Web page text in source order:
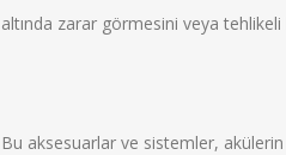
altında zarar görmesini veya
Bu aksesuarlar ve sistemler, akülerin